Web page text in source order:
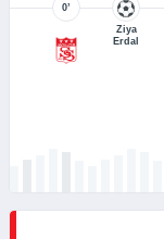
0’
Ziya
Erdal